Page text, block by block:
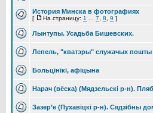
История Минска в фотографиях
[ На страницу: 1 7 8 9 ]
Лынтупы. Усадьба Бишевских.
Лепель, "кватэры" служачых пошты
Больцiнiкi, афiцына
Нарач (вёска) (Мядзельскi р-н).
Зазер’е (Пухавiцкi р-н). Сядзiбны